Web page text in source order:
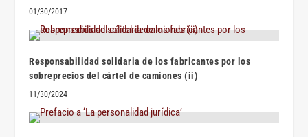
01/30/2017
Responsabilidad solidaria de los fabricantes por los
sobreprecios del cártel de camiones (ii)
11/30/2024